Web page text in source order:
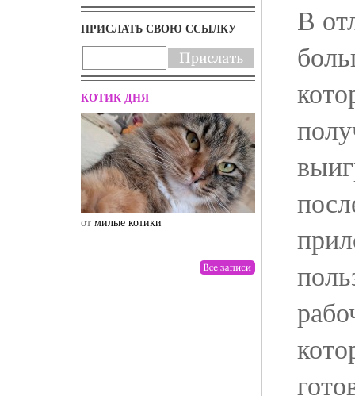
ПРИСЛАТЬ СВОЮ ССЫЛКУ
КОТИК ДНЯ
от милые котики
В